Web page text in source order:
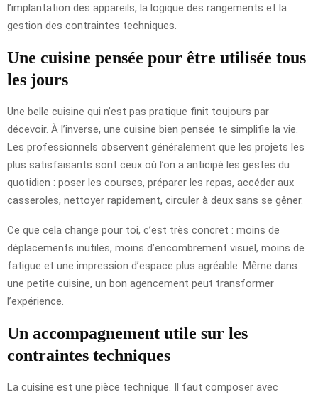
l’implantation des appareils, la logique des rangements et la
gestion des contraintes techniques.
Une cuisine pensée pour être utilisée tous
les jours
Une belle cuisine qui n’est pas pratique finit toujours par
décevoir. À l’inverse, une cuisine bien pensée te simplifie la vie.
Les professionnels observent généralement que les projets les
plus satisfaisants sont ceux où l’on a anticipé les gestes du
quotidien : poser les courses, préparer les repas, accéder aux
casseroles, nettoyer rapidement, circuler à deux sans se gêner.
Ce que cela change pour toi, c’est très concret : moins de
déplacements inutiles, moins d’encombrement visuel, moins de
fatigue et une impression d’espace plus agréable. Même dans
une petite cuisine, un bon agencement peut transformer
l’expérience.
Un accompagnement utile sur les
contraintes techniques
La cuisine est une pièce technique. Il faut composer avec